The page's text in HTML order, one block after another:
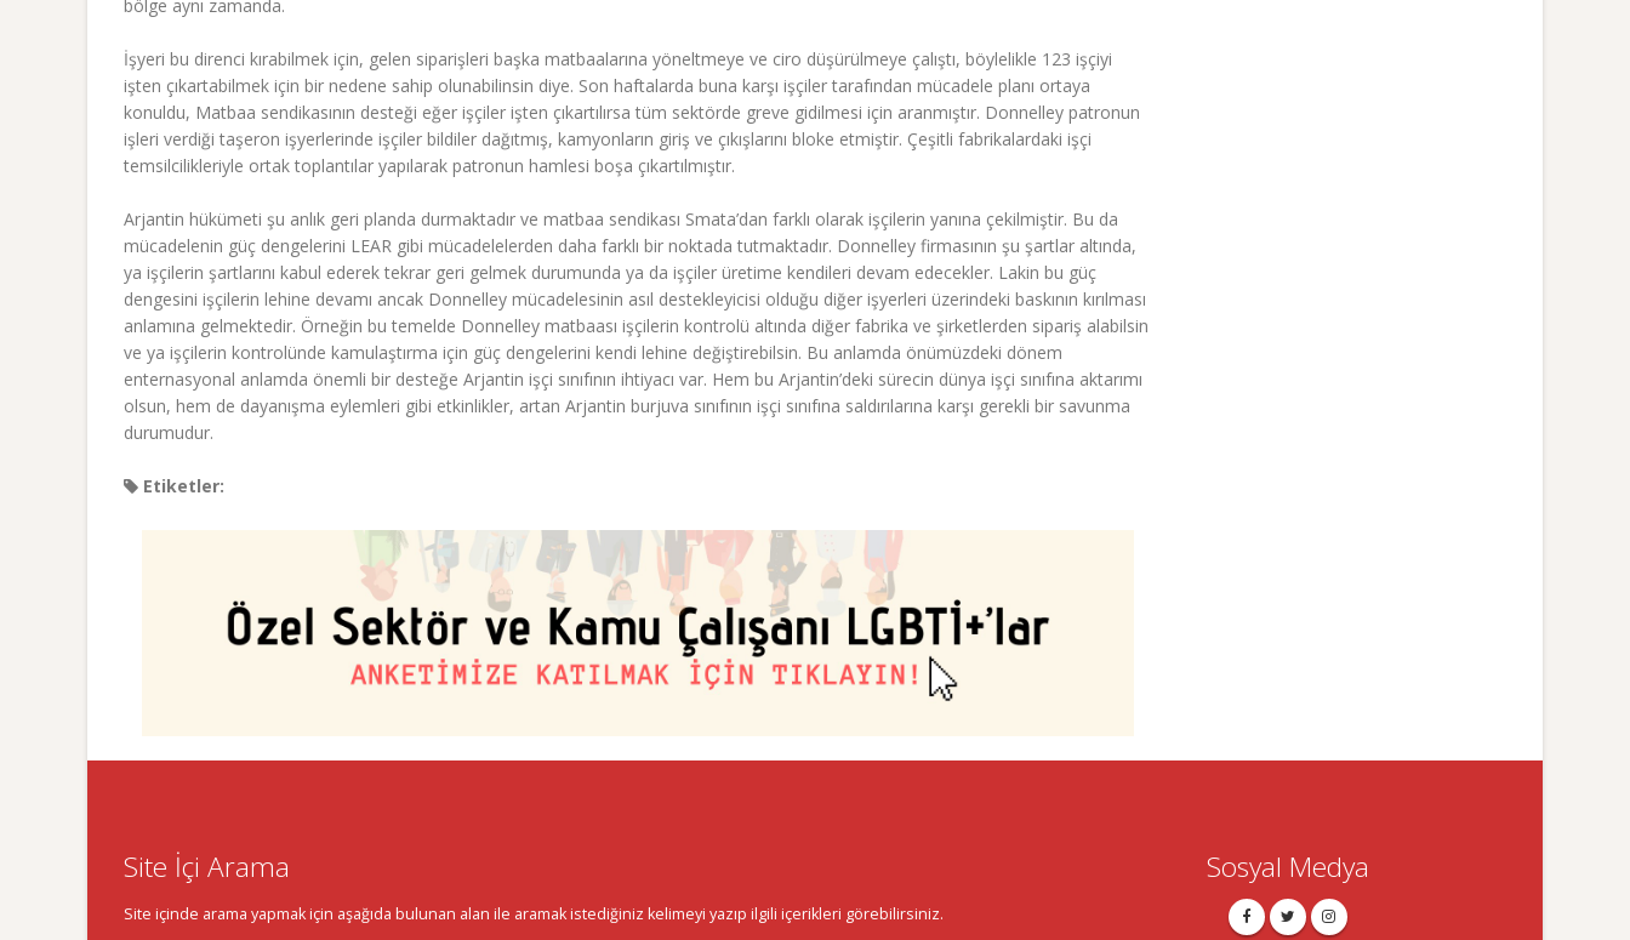
bölge aynı zamanda.
İşyeri bu direnci kırabilmek için, gelen siparişleri başka matbaalarına yöneltmeye ve ciro düşürülmeye çalıştı, böylelikle 123 işçiyi
işten çıkartabilmek için bir nedene sahip olunabilinsin diye. Son haftalarda buna karşı işçiler tarafından mücadele planı ortaya
konuldu, Matbaa sendikasının desteği eğer işçiler işten çıkartılırsa tüm sektörde greve gidilmesi için aranmıştır. Donnelley patronun
işleri verdiği taşeron işyerlerinde işçiler bildiler dağıtmış, kamyonların giriş ve çıkışlarını bloke etmiştir. Çeşitli fabrikalardaki işçi
temsilcilikleriyle ortak toplantılar yapılarak patronun hamlesi boşa çıkartılmıştır.
Arjantin hükümeti şu anlık geri planda durmaktadır ve matbaa sendikası Smata’dan farklı olarak işçilerin yanına çekilmiştir. Bu da
mücadelenin güç dengelerini LEAR gibi mücadelelerden daha farklı bir noktada tutmaktadır. Donnelley firmasının şu şartlar altında,
ya işçilerin şartlarını kabul ederek tekrar geri gelmek durumunda ya da işçiler üretime kendileri devam edecekler. Lakin bu güç
dengesini işçilerin lehine devamı ancak Donnelley mücadelesinin asıl destekleyicisi olduğu diğer işyerleri üzerindeki baskının kırılması
anlamına gelmektedir. Örneğin bu temelde Donnelley matbaası işçilerin kontrolü altında diğer fabrika ve şirketlerden sipariş alabilsin
ve ya işçilerin kontrolünde kamulaştırma için güç dengelerini kendi lehine değiştirebilsin. Bu anlamda önümüzdeki dönem
enternasyonal anlamda önemli bir desteğe Arjantin işçi sınıfının ihtiyacı var. Hem bu Arjantin’deki sürecin dünya işçi sınıfına aktarımı
olsun, hem de dayanışma eylemleri gibi etkinlikler, artan Arjantin burjuva sınıfının işçi sınıfına saldırılarına karşı gerekli bir savunma
durumudur.
Etiketler:
Site İçi Arama
Site içinde arama yapmak için aşağıda bulunan alan ile aramak istediğiniz kelimeyi yazıp ilgili içerikleri görebilirsiniz.
Sosyal Medya